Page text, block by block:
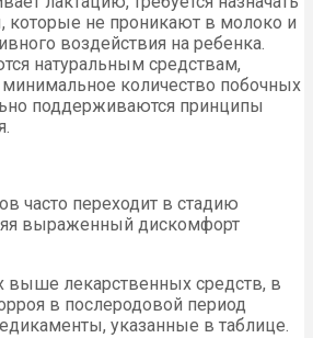
которые не проникают в молоко и
воздействия на ребенка.
натуральным средствам,
количество побочных
поддерживаются принципы
часто переходит в стадию
выраженный дискомфорт
лекарственных средств, в
в послеродовой период
указанные в таблице.